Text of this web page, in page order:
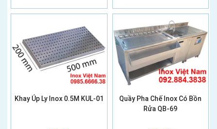
Khay Úp Ly Inox 0.5M KUL-01
Quầy Pha Chế Inox Có Bồn
Rửa QB-69